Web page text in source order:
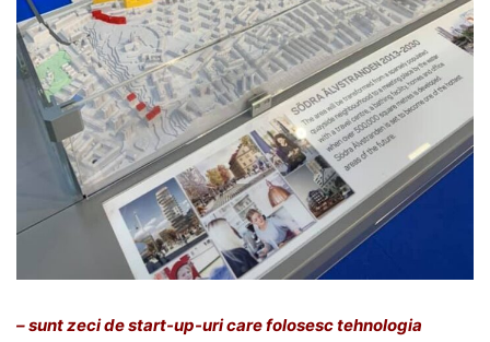
– sunt zeci de start-up-uri care folosesc tehnologia